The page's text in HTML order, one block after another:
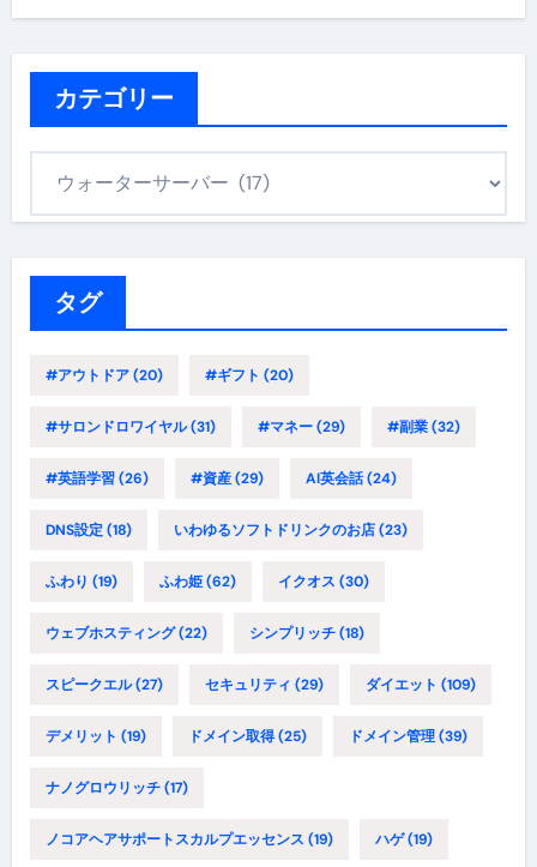
カテゴリー
タグ
#アウトドア(20) #ギフト (20)
#サロンドロワイヤル(31) #マネー(29) #副業(32)
#英語学習(26) #資産(29) AI英会話(24)
DNS設定(18) いわゆるソフトドリンクのお店(23)
ふわり (19) ふわ姫(62) イクオス (30)
ウェブホスティング(22) シンプリッチ(18)
スピークエル(27) セキュリティ (29) ダイエット (109)
デメリット (19) ドメイン取得(25) ドメイン管理(39)
ナノグロウリッチ(17)
ノコアヘアサポートスカルプエッセンス (19) ハゲ(19)